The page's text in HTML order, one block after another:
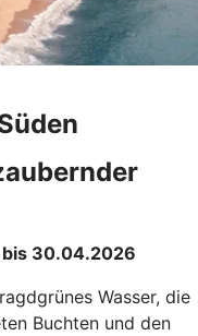
30.04.2026
Wasser, die
Buchten und den